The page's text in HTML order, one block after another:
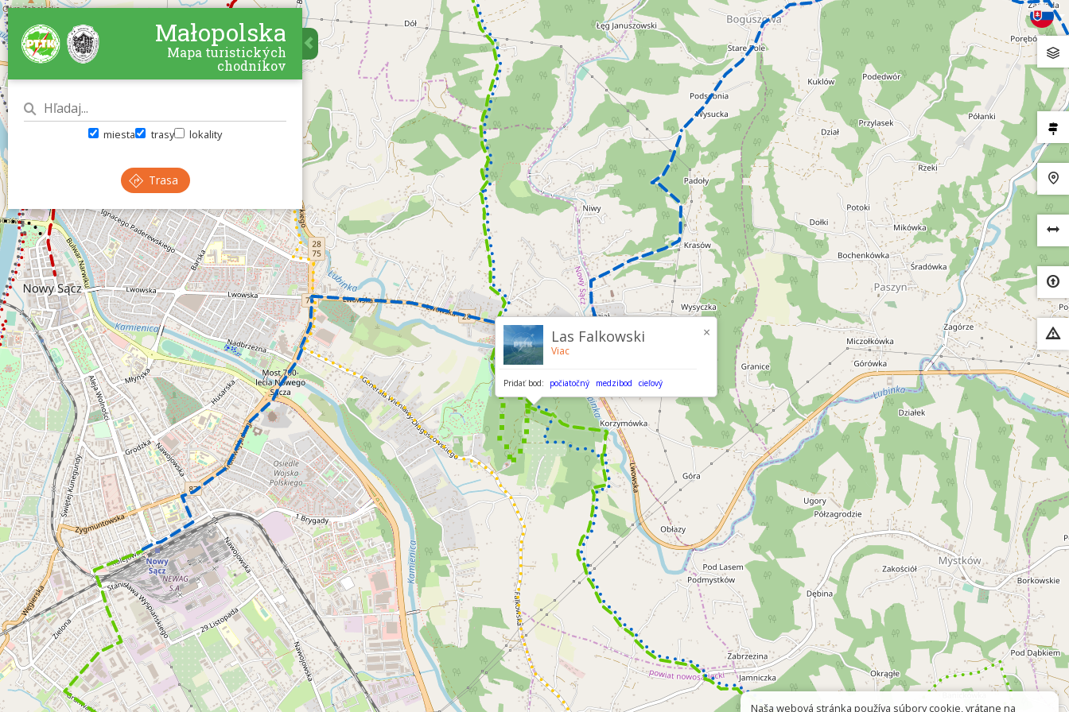
×
Las Falkowski
Viac
Pridať bod: počiatočný medzibod cieľový
Małopolska
Mapa turistických
chodníkov
miesta trasy lokality
Trasa
Naša webová stránka používa súbory cookie, vrátane na